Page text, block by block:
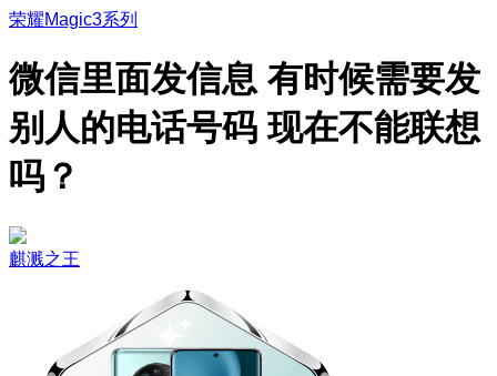
荣耀Magic3系列
微信里面发信息 有时候需要发
别人的电话号码 现在不能联想
吗？
麒溅之王